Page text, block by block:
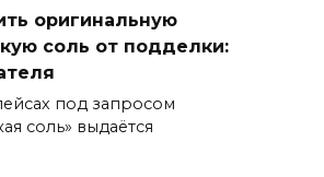
оригинальную
соль от подделки:
под запросом
соль» выдаётся